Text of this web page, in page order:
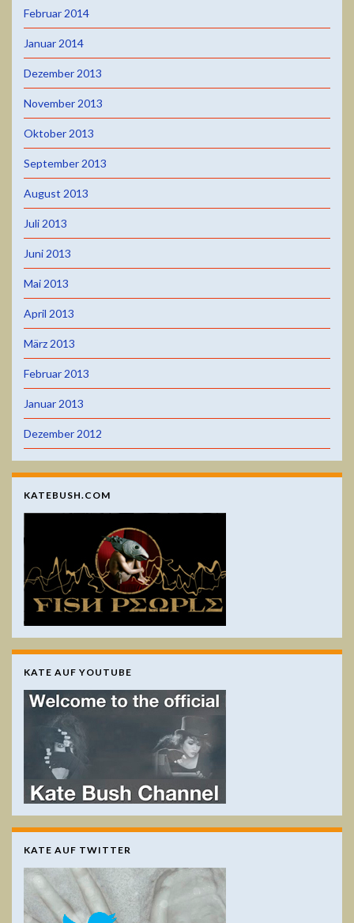
Februar 2014
Januar 2014
Dezember 2013
November 2013
Oktober 2013
September 2013
August 2013
Juli 2013
Juni 2013
Mai 2013
April 2013
März 2013
Februar 2013
Januar 2013
Dezember 2012
KATEBUSH.COM
KATE AUF YOUTUBE
KATE AUF TWITTER